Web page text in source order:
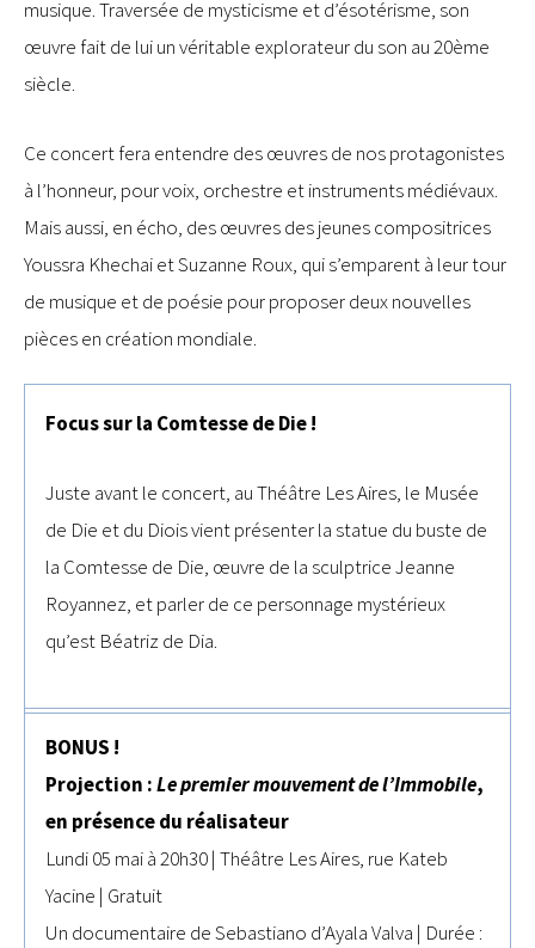
musique. Traversée de mysticisme et d’ésotérisme, son
œuvre fait de lui un véritable explorateur du son au 20ème
siècle.
Ce concert fera entendre des œuvres de nos protagonistes
à l’honneur, pour voix, orchestre et instruments médiévaux.
Mais aussi, en écho, des œuvres des jeunes compositrices
Youssra Khechai et Suzanne Roux, qui s’emparent à leur tour
de musique et de poésie pour proposer deux nouvelles
pièces en création mondiale.
Focus sur la Comtesse de Die !
Juste avant le concert, au Théâtre Les Aires, le Musée
de Die et du Diois vient présenter la statue du buste de
la Comtesse de Die, œuvre de la sculptrice Jeanne
Royannez, et parler de ce personnage mystérieux
qu’est Béatriz de Dia.
BONUS !
Projection :Le premier mouvement de l’Immobile,
en présence du réalisateur
Lundi 05 mai à 20h30 | Théâtre Les Aires, rue Kateb
Yacine | Gratuit
Un documentaire de Sebastiano d’Ayala Valva | Durée :